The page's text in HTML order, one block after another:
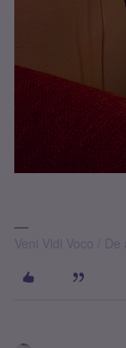
Veni Vidi Voco /